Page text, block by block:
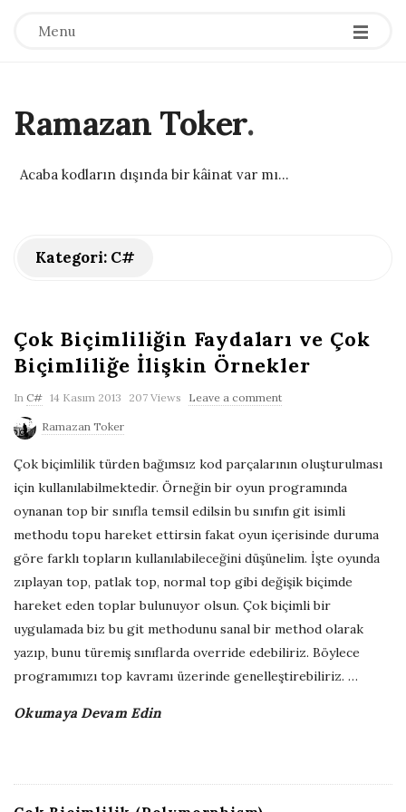
Menu
Ramazan Toker.
Acaba kodların dışında bir kâinat var mı...
Kategori: C#
Çok Biçimliliğin Faydaları ve Çok
Biçimliliğe İlişkin Örnekler
In C# P
l
i
s
h
14 Kasım 2013 207 Views Leave a comment
Ramazan Toker
Çok biçimlilik türden bağımsız kod parçalarının oluşturulması
için kullanılabilmektedir. Örneğin bir oyun programında
oynanan top bir sınıfla temsil edilsin bu sınıfın git isimli
methodu topu hareket ettirsin fakat oyun içerisinde duruma
göre farklı topların kullanılabileceğini düşünelim. İşte oyunda
zıplayan top, patlak top, normal top gibi değişik biçimde
hareket eden toplar bulunuyor olsun. Çok biçimli bir
uygulamada biz bu git methodunu sanal bir method olarak
yazıp, bunu türemiş sınıflarda override edebiliriz. Böylece
programımızı top kavramı üzerinde genelleştirebiliriz. …
Okumaya Devam Edin